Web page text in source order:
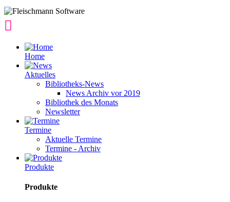
Home
Aktuelles
Bibliotheks-News
News Archiv vor 2019
Bibliothek des Monats
Newsletter
Termine
Aktuelle Termine
Termine - Archiv
Produkte
Produkte